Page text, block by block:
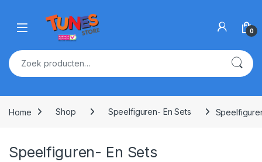
Open 0
Zoeken naar:
Home Shop Speelfiguren- En Sets
Speelfiguren- En Sets